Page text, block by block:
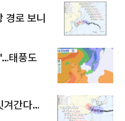
경로 보니
태풍도
겨간다…